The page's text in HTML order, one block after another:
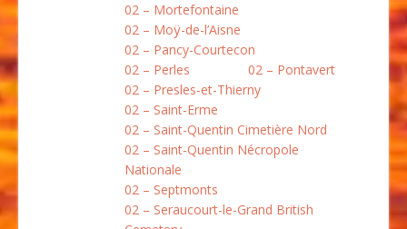
02 – Mortefontaine
02 – Moÿ-de-l’Aisne
02 – Pancy-Courtecon
02 – Perles
02 – Pontavert
02 – Presles-et-Thierny
02 – Saint-Erme
02 – Saint-Quentin Cimetière Nord
02 – Saint-Quentin Nécropole
Nationale
02 – Septmonts
02 – Seraucourt-le-Grand British